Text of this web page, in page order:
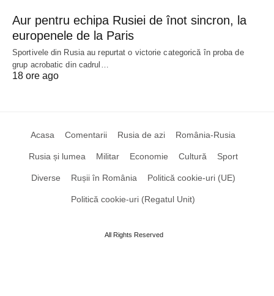
Aur pentru echipa Rusiei de înot sincron, la
europenele de la Paris
Sportivele din Rusia au repurtat o victorie categorică în proba de
grup acrobatic din cadrul…
18 ore ago
Acasa Comentarii Rusia de azi România-Rusia
Rusia și lumea Militar Economie Cultură Sport
Diverse Rușii în România Politică cookie-uri (UE)
Politică cookie-uri (Regatul Unit)
All Rights Reserved